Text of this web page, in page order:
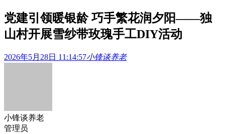
党建引领暖银龄 巧手繁花润夕阳——独
山村开展雪纱带玫瑰手工DIY活动
2026年5月28日 11:14:57小锋谈养老
小锋谈养老
管理员